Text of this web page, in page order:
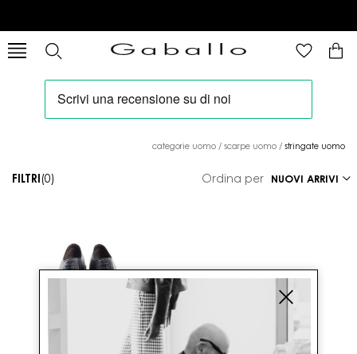
categorie uomo / scarpe uomo / stringate uomo
FILTRI (0) Ordina per